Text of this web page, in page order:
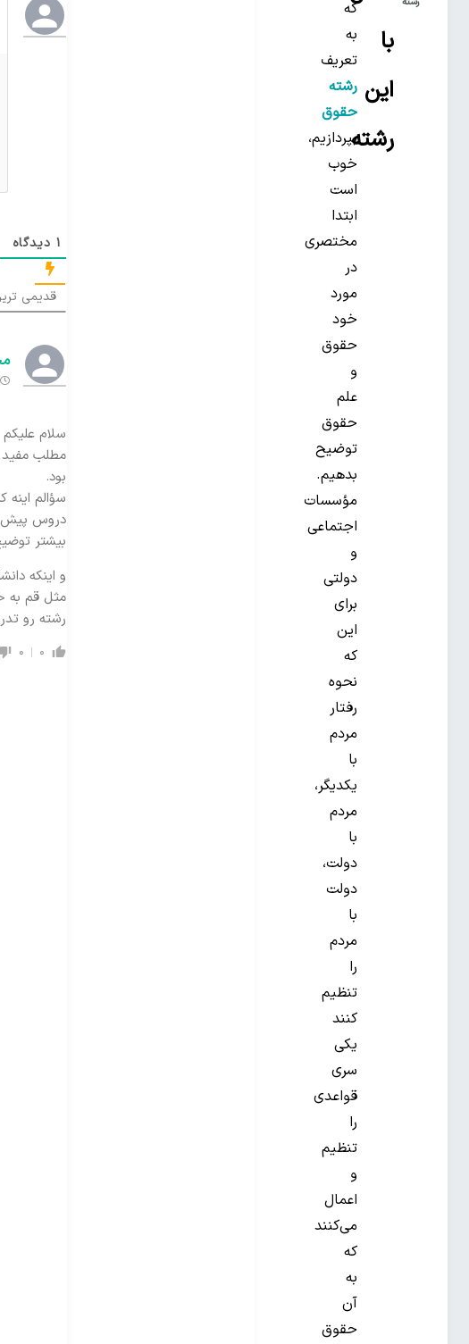
با
این
رشته
که
به
تعریف
رشته
حقوق
بپردازیم،
خوب
است
ابتدا
مختصری
در
مورد
خود
حقوق
و
علم
حقوق
توضیح
بدهیم.
مؤسسات
اجتماعی
و
دولتی
برای
این
که
نحوه
رفتار
مردم
با
یکدیگر،
مردم
با
دولت،
دولت
با
مردم
را
تنظیم
کنند
یکی
سری
قواعدی
را
تنظیم
و
اعمال
می‌کنند
که
به
آن
حقوق
1دیدگاه
قدیمی
سلام علیکم
مطلب مفید
بود.
سؤالم اینه
دروس پیش
بیشتر
و اینکه
مثل قم به
رشته رو
0
0